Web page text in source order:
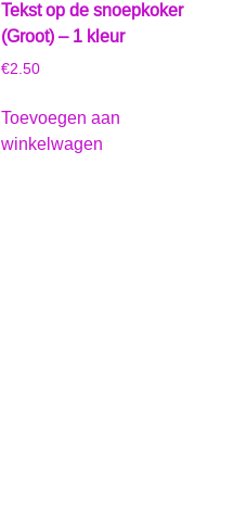
Tekst op de snoepkoker
(Groot) – 1 kleur
€2.50
Toevoegen aan
winkelwagen